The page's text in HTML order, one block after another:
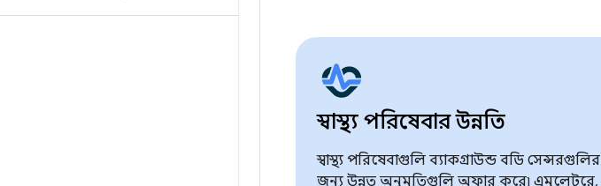
স্বাস্থ্য পরিষেবার উন্নতি
স্বাস্থ্য পরিষেবাগুলি ব্যাকগ্রাউন্ড বডি সেন্সরগুলির
জন্য উন্নত অনুমতিগুলি অফার করে৷ এমুলেটরে,